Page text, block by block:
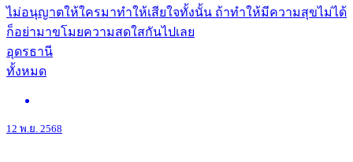
ไม่อนุญาตให้ใครมาทำให้เสียใจทั้งนั้น ถ้าทำให้มีความสุขไม่ได้
ก็อย่ามาขโมยความสดใสกันไปเลย
อุดรธานี
ทั้งหมด
12 พ.ย. 2568